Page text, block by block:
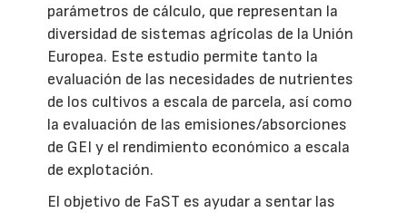
parámetros de cálculo, que representan la
diversidad de sistemas agrícolas de la Unión
Europea. Este estudio permite tanto la
evaluación de las necesidades de nutrientes
de los cultivos a escala de parcela, así como
la evaluación de las emisiones/absorciones
de GEI y el rendimiento económico a escala
de explotación.
El objetivo de FaST es ayudar a sentar las